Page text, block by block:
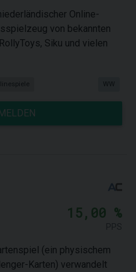
Online-
von bekannten
Siku und vielen
WW
15,00 %
(ein physischem
Karten) verwandelt